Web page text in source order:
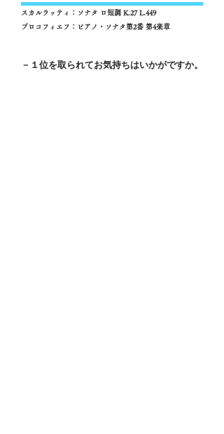
スカルラッティ：ソナタ ロ短調 K.27 L.449
プロコフィエフ：ピアノ・ソナタ第2番 第4楽章
－１位を取られてお気持ちはいかがですか。